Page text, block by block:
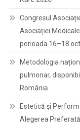
Congresul
Asociației
perioada 16–18
Metodologia
pulmonar,
România
Estetică și
Alegerea